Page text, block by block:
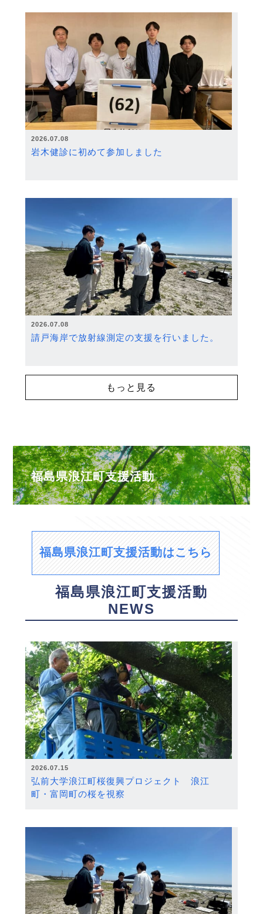
2026.07.08
岩木健診に初めて参加しました
2026.07.08
請戸海岸で放射線測定の支援を行いました。
もっと見る
福島県浪江町支援活動
福島県浪江町支援活動はこちら
福島県浪江町支援活動
NEWS
2026.07.15
弘前大学浪江町桜復興プロジェクト 浪江
町・富岡町の桜を視察